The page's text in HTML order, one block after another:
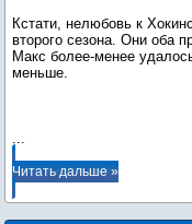
Кстати, нелюбовь к
второго сезона. Они оба
Макс более-менее
меньше.
...
Читать дальше »